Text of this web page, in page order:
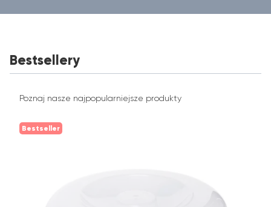
Bestsellery
Poznaj nasze najpopularniejsze produkty
Bestseller